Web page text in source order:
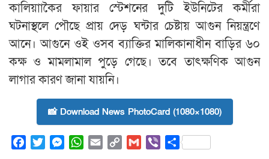
কালিয়াাকৈর ফায়ার স্টেশনের দুটি ইউনিটের কর্মীরা
ঘটনাস্থলে পৌছে প্রায় দেড় ঘন্টার চেষ্টায় আগুন নিয়ন্ত্রণে
আনে। আগুনে ওই ওসব ব্যাক্তির মালিকানাধীন বাড়ির ৬০
কক্ষ ও মামলামাল পুড়ে গেছে। তবে তাৎক্ষণিক আগুন
লাগার কারণ জানা যায়নি।
📸 Download News PhotoCard (1080×1080)
FacebookTwitterMessenger
WhatsApp
Email Copy
Gmail ViberShare